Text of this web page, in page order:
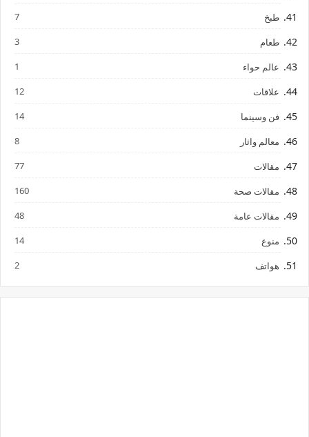
طبخ 7
طعام 3
عالم حواء 1
علاقات 12
فن وسينما 14
معالم واثار 8
مقالات 77
مقالات صحة 160
مقالات عامة 48
منوع 14
هواتف 2